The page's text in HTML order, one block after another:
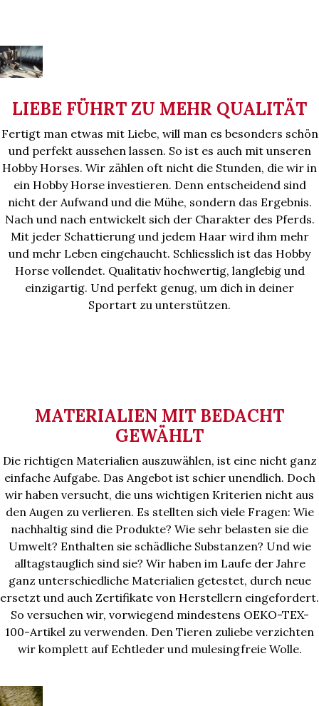
LIEBE FÜHRT ZU MEHR QUALITÄT
Fertigt man etwas mit Liebe, will man es besonders schön
und perfekt aussehen lassen. So ist es auch mit unseren
Hobby Horses. Wir zählen oft nicht die Stunden, die wir in
ein Hobby Horse investieren. Denn entscheidend sind
nicht der Aufwand und die Mühe, sondern das Ergebnis.
Nach und nach entwickelt sich der Charakter des Pferds.
Mit jeder Schattierung und jedem Haar wird ihm mehr
und mehr Leben eingehaucht. Schliesslich ist das Hobby
Horse vollendet. Qualitativ hochwertig, langlebig und
einzigartig. Und perfekt genug, um dich in deiner
Sportart zu unterstützen.
MATERIALIEN MIT BEDACHT
GEWÄHLT
Die richtigen Materialien auszuwählen, ist eine nicht ganz
einfache Aufgabe. Das Angebot ist schier unendlich. Doch
wir haben versucht, die uns wichtigen Kriterien nicht aus
den Augen zu verlieren. Es stellten sich viele Fragen: Wie
nachhaltig sind die Produkte? Wie sehr belasten sie die
Umwelt? Enthalten sie schädliche Substanzen? Und wie
alltagstauglich sind sie? Wir haben im Laufe der Jahre
ganz unterschiedliche Materialien getestet, durch neue
ersetzt und auch Zertifikate von Herstellern eingefordert.
So versuchen wir, vorwiegend mindestens OEKO-TEX-
100-Artikel zu verwenden. Den Tieren zuliebe verzichten
wir komplett auf Echtleder und mulesingfreie Wolle.